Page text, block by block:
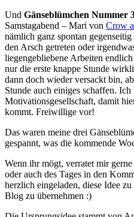
Und Gänseblümchen Nummer
Samstagabend – Mari von Crow
nämlich ganz spontan
den Arsch getreten oder
liegengebliebene Arbeiten
nur die erste knappe Stunde
dann doch wieder versackt bin,
Stunde auch einiges schaffen.
Motivationsgesellschaft, damit
kommt. Freiwillige vor!
Das waren meine drei
gespannt, was die kommende
Wenn ihr mögt, verratet mir
oder auch des Tages in den
herzlich eingeladen, diese Idee
Blog zu übernehmen :)